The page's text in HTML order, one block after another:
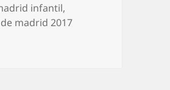
infantil,
madrid 2017